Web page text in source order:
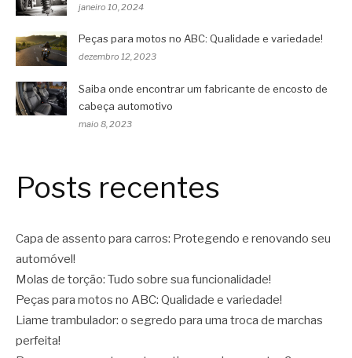
janeiro 10, 2024
Peças para motos no ABC: Qualidade e variedade!
dezembro 12, 2023
Saiba onde encontrar um fabricante de encosto de
cabeça automotivo
maio 8, 2023
Posts recentes
Capa de assento para carros: Protegendo e renovando seu
automóvel!
Molas de torção: Tudo sobre sua funcionalidade!
Peças para motos no ABC: Qualidade e variedade!
Liame trambulador: o segredo para uma troca de marchas
perfeita!